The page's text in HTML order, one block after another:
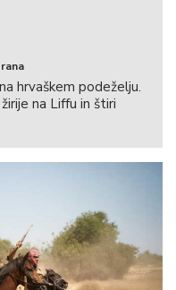
hrvaškem podeželju.
na Liffu in štiri